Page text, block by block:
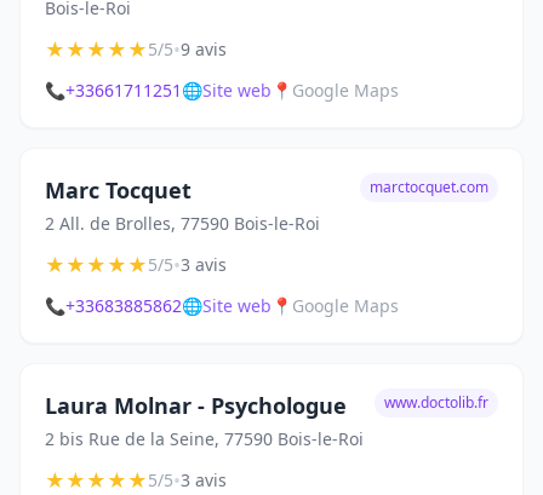
Bois-le-Roi
★★★★★5/5•9 avis
📞+33661711251 🌐Site web 📍 Google Maps
Marc Tocquet
2 All. de Brolles, 77590 Bois-le-Roi
marctocquet.com
★★★★★5/5•3 avis
📞+33683885862🌐Site web 📍 Google Maps
Laura Molnar - Psychologue
2 bis Rue de la Seine, 77590 Bois-le-Roi
www.doctolib.fr
★★★★★5/5•3 avis